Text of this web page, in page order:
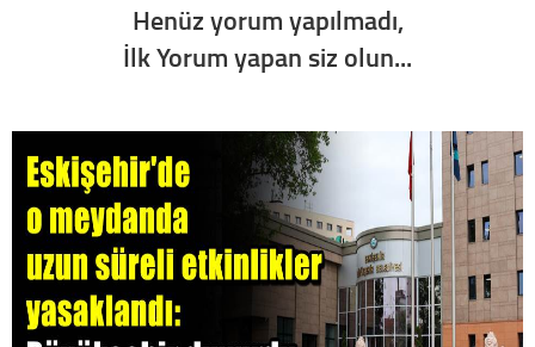
Henüz yorum yapılmadı,
İlk Yorum yapan siz olun...